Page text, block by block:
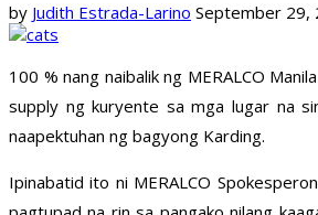
by Judith Estrada-Larino September 29,
100 % nang naibalik ng MERALCO
supply ng kuryente sa mga lugar na
naapektuhan ng bagyong Karding.
Ipinabatid ito ni MERALCO